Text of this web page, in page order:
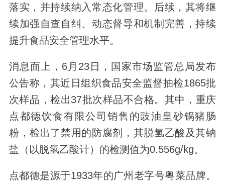
落实，并持续纳入常态化管理。后续，其将继
续加强自查自纠、动态督导和机制完善，持续
提升食品安全管理水平。
消息面上，6月23日，国家市场监管总局发布
公告称，其近日组织食品安全监督抽检1865批
次样品，检出37批次样品不合格。其中，重庆
点都德饮食有限公司销售的豉油皇砂锅猪肠
粉，检出了禁用的防腐剂，其脱氢乙酸及其钠
盐（以脱氢乙酸计）的检测值为0.556g/kg。
点都德是源于1933年的广州老字号粤菜品牌。